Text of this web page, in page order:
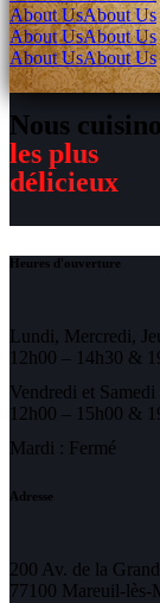
About UsAbout Us
About UsAbout Us
About UsAbout Us
Nous
les plus
délicieux
Heures d'ouverture
Lundi, Mercredi,
12h00 – 14h30 &
Vendredi et Samedi
12h00 – 15h00 &
Mardi : Fermé
Adresse
200 Av. de la
77100 Mareuil-lès-